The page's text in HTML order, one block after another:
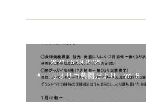
2021.06.29 23:29
リオリコ農園だより vol.8